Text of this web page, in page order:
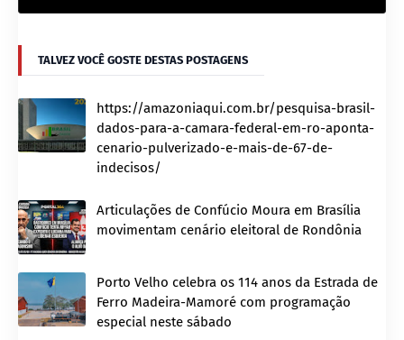
TALVEZ VOCÊ GOSTE DESTAS POSTAGENS
https://amazoniaqui.com.br/pesquisa-brasil-
dados-para-a-camara-federal-em-ro-aponta-
cenario-pulverizado-e-mais-de-67-de-
indecisos/
Articulações de Confúcio Moura em Brasília
movimentam cenário eleitoral de Rondônia
Porto Velho celebra os 114 anos da Estrada de
Ferro Madeira-Mamoré com programação
especial neste sábado